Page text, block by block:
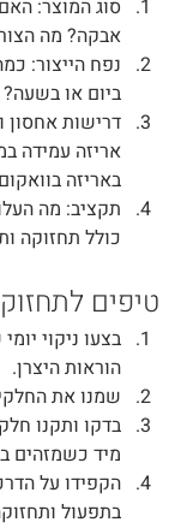
סוג המוצר:
אבקה? מה
נפח הייצור:
ביום או בשעה?
דרישות אחסון
אריזה עמידה
באריזה
תקציב: מה
כולל תחזוקה
טיפים
בצעו ניקוי
הוראות היצרן.
שמנו את
בדקו ותקנו
מיד כשמזהים
הקפידו על
בתפעול